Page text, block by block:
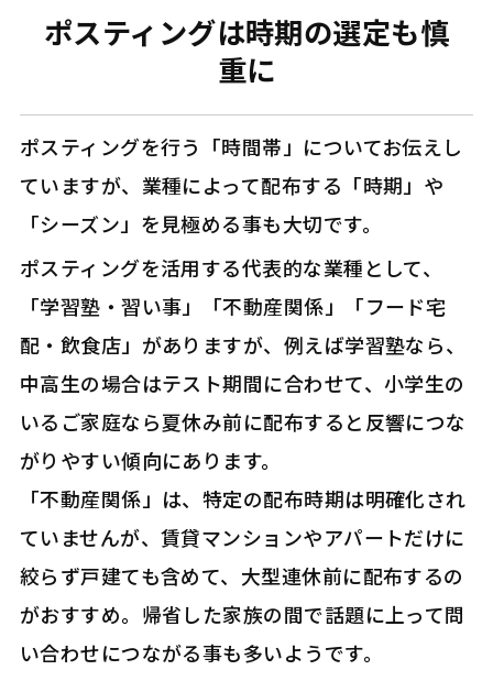
ポスティングは時期の選定も慎
重に
ポスティングを行う「時間帯」についてお伝えし
ていますが、業種によって配布する「時期」や
「シーズン」を見極める事も大切です。
ポスティングを活用する代表的な業種として、
「学習塾・習い事」「不動産関係」「フード宅
配・飲食店」がありますが、例えば学習塾なら、
中高生の場合はテスト期間に合わせて、小学生の
いるご家庭なら夏休み前に配布すると反響につな
がりやすい傾向にあります。
「不動産関係」は、特定の配布時期は明確化され
ていませんが、賃貸マンションやアパートだけに
絞らず戸建ても含めて、大型連休前に配布するの
がおすすめ。帰省した家族の間で話題に上って問
い合わせにつながる事も多いようです。